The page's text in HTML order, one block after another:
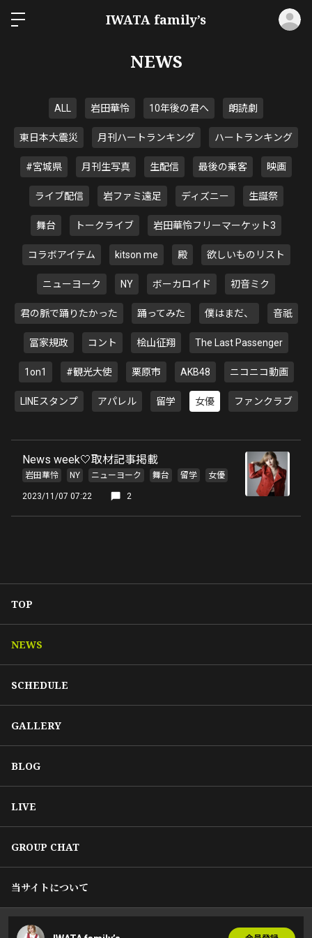
IWATA family’s
NEWS
ALL 岩田華怜 10年後の君へ 朗読劇
東日本大震災 月刊ハートランキング ハートランキング
#宮城県 月刊生写真 生配信 最後の乗客 映画
ライブ配信 岩ファミ遠足 ディズニー 生誕祭
舞台 トークライブ 岩田華怜フリーマーケット3
コラボアイテム kitson me 殿 欲しいものリスト
ニューヨーク NY ボーカロイド 初音ミク
君の脈で踊りたかった 踊ってみた 僕はまだ、 音祇
冨家規政 コント 桧山征翔 The Last Passenger
1on1 #観光大使 栗原市 AKB48 ニコニコ動画
LINEスタンプ アパレル 留学 女優 ファンクラブ
News week🤍取材記事掲載
岩田華怜 NY ニューヨーク 舞台 留学 女優
2023/11/07 07:22 2
TOP
NEWS
SCHEDULE
GALLERY
BLOG
LIVE
GROUP CHAT
当サイトについて